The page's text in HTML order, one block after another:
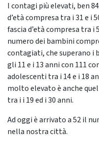
I contagi più elevati, ben
d’età compresa tra i 31 e i
fascia d’età compresa tra i
numero dei bambini
contagiati, che superano i
gli 11 e i 13 anni con 111
adolescenti tra i 14 e i 18
molto elevato è anche
tra i i 19 ed i 30 anni.
Ad oggi è arrivato a 52 il
nella nostra città.